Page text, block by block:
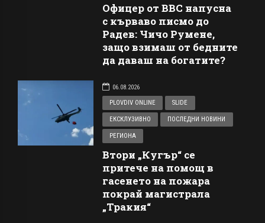
Офицер от ВВС напусна
с кърваво писмо до
Радев: Чичо Румене,
защо взимаш от бедните
да даваш на богатите?
06.08.2026
PLOVDIV ONLINE
SLIDE
ЕКСКЛУЗИВНО ПОСЛЕДНИ НОВИНИ
РЕГИОНА
Втори „Кугър“ се
притече на помощ в
гасенето на пожара
покрай магистрала
„Тракия“